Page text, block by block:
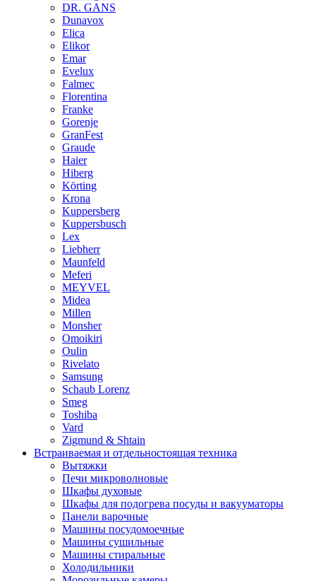
DR. GANS
Dunavox
Elica
Elikor
Emar
Evelux
Falmec
Florentina
Franke
Gorenje
GranFest
Graude
Haier
Hiberg
Körting
Krona
Kuppersberg
Kuppersbusch
Lex
Liebherr
Maunfeld
Meferi
MEYVEL
Midea
Millen
Monsher
Omoikiri
Oulin
Rivelato
Samsung
Schaub Lorenz
Smeg
Toshiba
Vard
Zigmund & Shtain
Встраиваемая и отдельностоящая техника
Вытяжки
Печи микроволновые
Шкафы духовые
Шкафы для подогрева посуды и вакууматоры
Панели варочные
Машины посудомоечные
Машины сушильные
Машины стиральные
Холодильники